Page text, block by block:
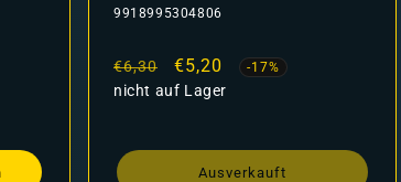
9918995304806
Normaler
Preis
€6,30 Verkaufspreis
€5,20 -17%
nicht auf Lager
Ausverkauft